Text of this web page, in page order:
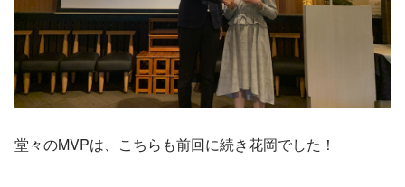
堂々のMVPは、こちらも前回に続き花岡でした！